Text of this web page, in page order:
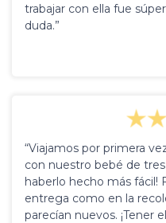
trabajar con ella fue
duda.”
“Viajamos por primera
con nuestro bebé de
haberlo hecho más fácil!
entrega como en la
parecían nuevos. ¡Tener